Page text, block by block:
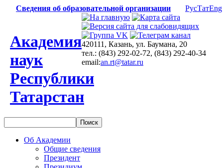
Сведения об образовательной организации РусТатEng
Академия
наук
Республики
Татарстан
420111, Казань, ул. Баумана, 20
тел.: (843) 292-02-72, (843) 292-40-34
email:an.rt@tatar.ru
Об Академии
Общие сведения
Президент